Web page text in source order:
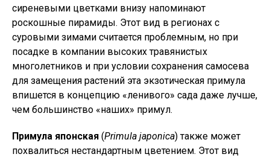
сиреневыми цветками внизу напоминают
роскошные пирамиды. Этот вид в регионах с
суровыми зимами считается проблемным, но при
посадке в компании высоких травянистых
многолетников и при условии сохранения самосева
для замещения растений эта экзотическая примула
впишется в концепцию «ленивого» сада даже лучше,
чем большинство «наших» примул.
Примула японская (Primula japonica) также может
похвалиться нестандартным цветением. Этот вид